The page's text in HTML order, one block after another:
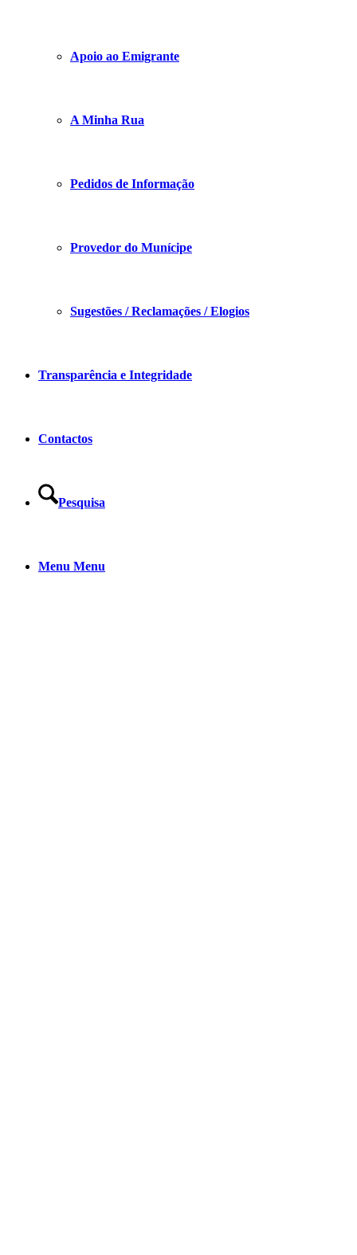
Apoio ao Emigrante
A Minha Rua
Pedidos de Informação
Provedor do Munícipe
Sugestões / Reclamações / Elogios
Transparência e Integridade
Contactos
Pesquisa
Menu Menu